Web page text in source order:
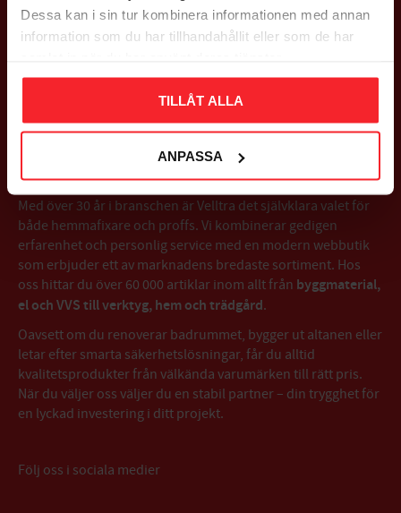
Dessa kan i sin tur kombinera informationen med annan
information som du har tillhandahållit eller som de har
TILLÅT ALLA
ANPASSA
Falsterbovägen 245,
OM VELLTRA AB
Välkommen till Velltra – Trygg affär sedan 1993
Med över 30 år i branschen är Velltra det självklara valet för
både hemmafixare och proffs. Vi kombinerar gedigen
erfarenhet och personlig service med en modern webbutik
som erbjuder ett av marknadens bredaste sortiment. Hos
oss hittar du över 60 000 artiklar inom allt från byggmaterial,
el och VVS till verktyg, hem och trädgård.
Oavsett om du renoverar badrummet, bygger ut altanen eller
letar efter smarta säkerhetslösningar, får du alltid
kvalitetsprodukter från välkända varumärken till rätt pris.
När du väljer oss väljer du en stabil partner – din trygghet för
en lyckad investering i ditt projekt.
Följ oss i sociala medier